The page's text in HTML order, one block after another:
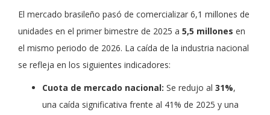
El mercado brasileño pasó de comercializar 6,1 millones de
unidades en el primer bimestre de 2025 a 5,5 millones en
el mismo periodo de 2026. La caída de la industria nacional
se refleja en los siguientes indicadores:
Cuota de mercado nacional: Se redujo al 31%,
una caída significativa frente al 41% de 2025 y una